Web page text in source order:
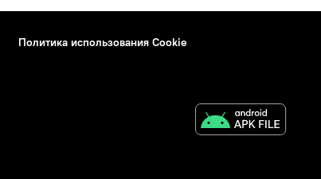
Политика использования Cookie